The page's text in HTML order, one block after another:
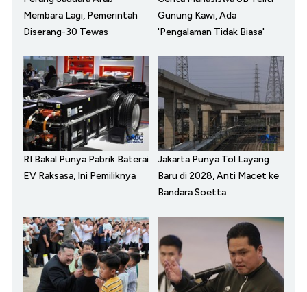
Membara Lagi, Pemerintah
Diserang-30 Tewas
Gunung Kawi, Ada
'Pengalaman Tidak Biasa'
RI Bakal Punya Pabrik Baterai
EV Raksasa, Ini Pemiliknya
Jakarta Punya Tol Layang
Baru di 2028, Anti Macet ke
Bandara Soetta